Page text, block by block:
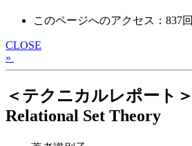
このページへのアクセス：837回
CLOSE
»
＜テクニカルレポート＞
Relational Set Theory